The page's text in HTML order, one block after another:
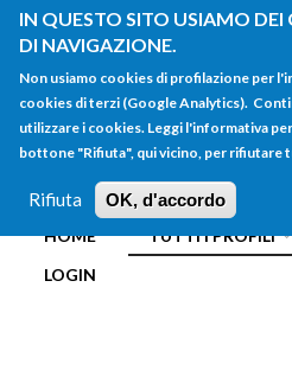
IN QUESTO SITO USIAMO DEI
DI NAVIGAZIONE.
Non usiamo cookies di profilazione per
cookies di terzi (Google Analytics).
utilizzare i cookies. Leggi l'informativa
bottone "Rifiuta", qui vicino, per rifiutare
Rifiuta OK, d'accordo
Salta al contenuto principale
FORM
DI
RICERCA
Main menu
HOME TUTTI I PROFILI
LOGIN